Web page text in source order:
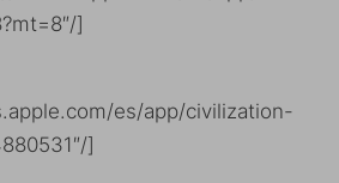
]
es/app/civilization-
]